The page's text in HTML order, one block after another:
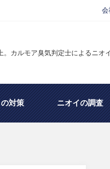
会
カルモア臭気判定士によるニオ
対策 ニオイの調査